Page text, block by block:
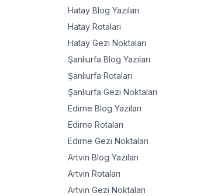
Hatay Blog Yazıları
Hatay Rotaları
Hatay Gezi Noktaları
Şanlıurfa Blog Yazıları
Şanlıurfa Rotaları
Şanlıurfa Gezi Noktaları
Edirne Blog Yazıları
Edirne Rotaları
Edirne Gezi Noktaları
Artvin Blog Yazıları
Artvin Rotaları
Artvin Gezi Noktaları